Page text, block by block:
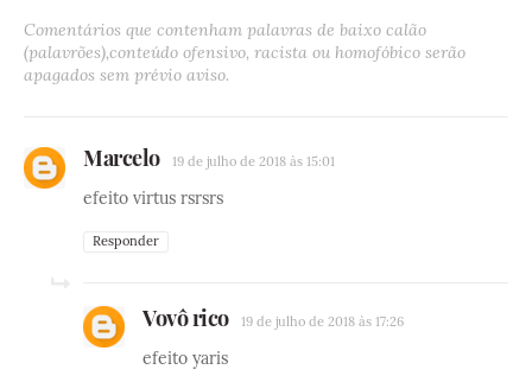
Comentários que contenham palavras de baixo calão
(palavrões),conteúdo ofensivo, racista ou homofóbico serão
apagados sem prévio aviso.
Marcelo 19 de julho de 2018 às 15:01
efeito virtus rsrsrs
Responder
Vovô rico 19 de julho de 2018 às 17:26
efeito yaris